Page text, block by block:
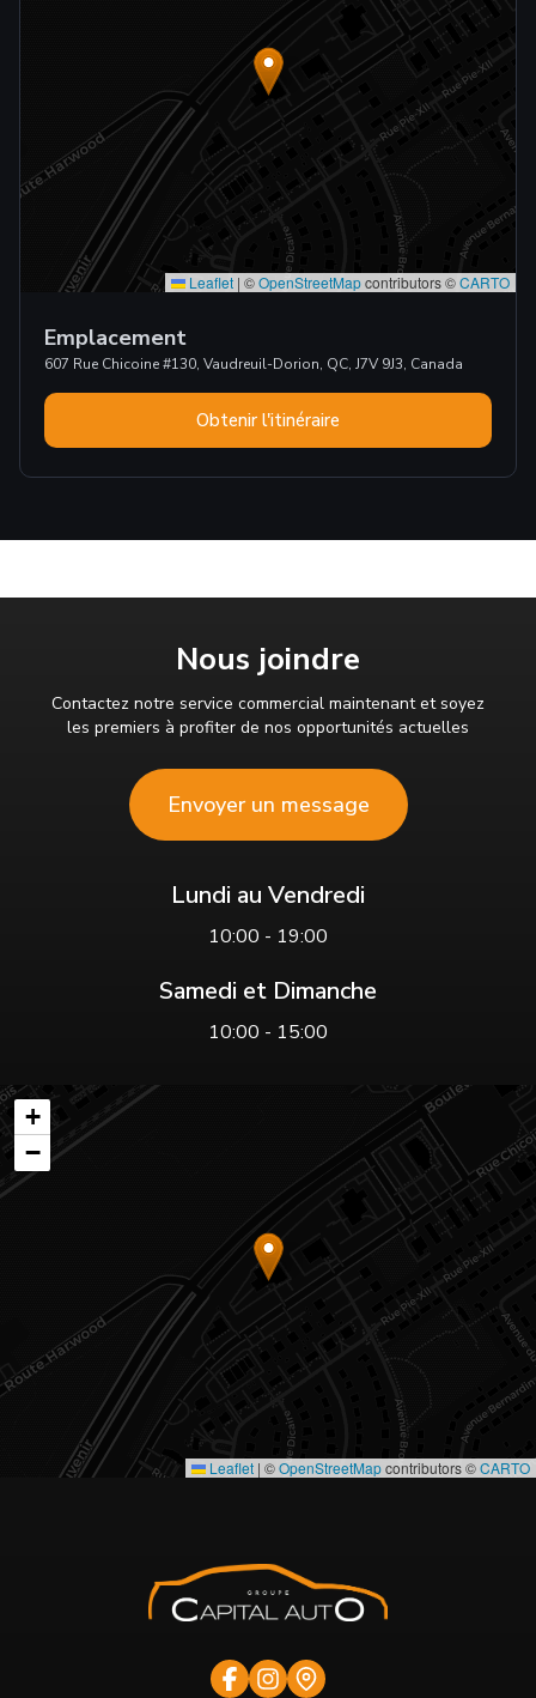
Leaflet | ©OpenStreetMapcontributors ©CARTO
Emplacement
607 Rue Chicoine #130, Vaudreuil-Dorion, QC, J7V 9J3, Canada
Obtenir l'itinéraire
Nous joindre
Contactez notre service commercial maintenant et soyez
les premiers à profiter de nos opportunités actuelles
Envoyer un message
Lundi au Vendredi
10:00 - 19:00
Samedi et Dimanche
10:00 - 15:00
+
−
Leaflet | ©OpenStreetMapcontributors ©CARTO